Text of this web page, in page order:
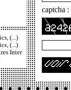
(...)
(...)
Inter
captcha :